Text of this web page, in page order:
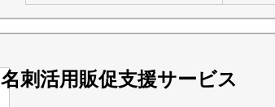
名刺活用販促支援サービス